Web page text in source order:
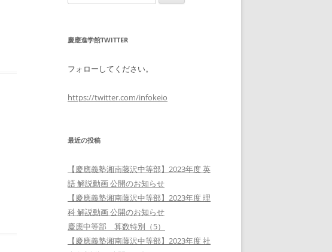
索:
慶應進学館TWITTER
フォローしてください。
https://twitter.com/infokeio
最近の投稿
【慶應義塾湘南藤沢中等部】2023年度 英
語 解説動画 公開のお知らせ
【慶應義塾湘南藤沢中等部】2023年度 理
科 解説動画 公開のお知らせ
慶應中等部 算数特別（5）
【慶應義塾湘南藤沢中等部】2023年度 社